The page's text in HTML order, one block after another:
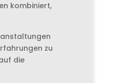
kombiniert,
zu
die